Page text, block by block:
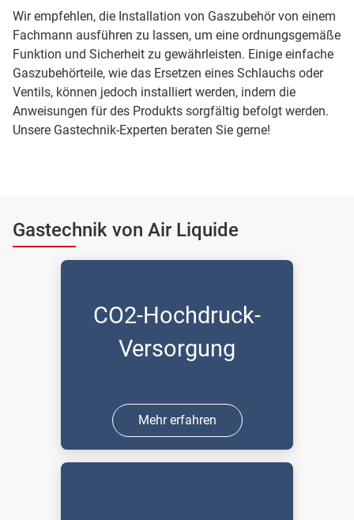
Wir empfehlen, die Installation von Gaszubehör von einem
Fachmann ausführen zu lassen, um eine ordnungsgemäße
Funktion und Sicherheit zu gewährleisten. Einige einfache
Gaszubehörteile, wie das Ersetzen eines Schlauchs oder
Ventils, können jedoch installiert werden, indem die
Anweisungen für des Produkts sorgfältig befolgt werden.
Unsere Gastechnik-Experten beraten Sie gerne!
Gastechnik von Air Liquide
CO2-Hochdruck-
Versorgung
Mehr erfahren